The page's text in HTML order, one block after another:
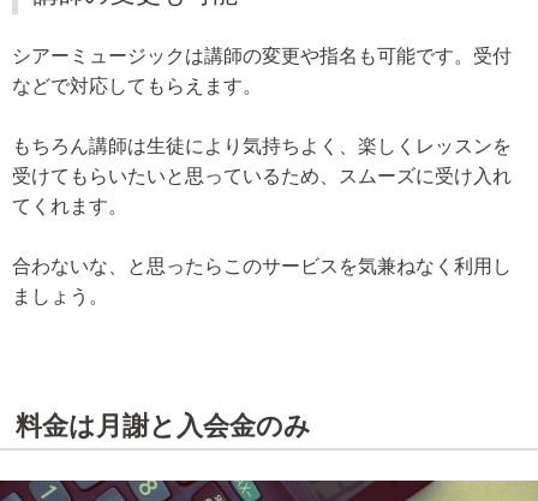
シアーミュージックは講師の変更や指名も可能です。受付
などで対応してもらえます。
もちろん講師は生徒により気持ちよく、楽しくレッスンを
受けてもらいたいと思っているため、スムーズに受け入れ
てくれます。
合わないな、と思ったらこのサービスを気兼ねなく利用し
ましょう。
料金は月謝と入会金のみ